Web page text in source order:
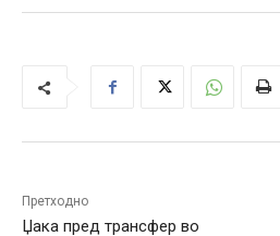
Претходно
Џака пред трансфер во